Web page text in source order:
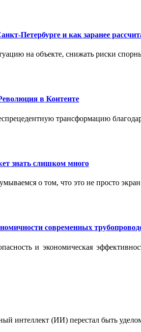
Петербурге и как заранее
на объекте, снижать риски
в Контенте
трансформацию
знать слишком много
о том, что это не просто
современных
и экономическая
интеллект (ИИ) перестал быть